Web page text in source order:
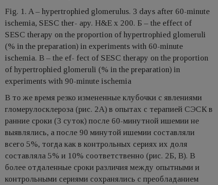
Fig. 1. A – hypertrophied glomerulus. 3 days after 60-minute
ischemia, SESC ther- apy. H&E x 200. Б – the effect of
SESC therapy on the proportion of hypertrophied glomeruli
(% in the preparation) in experiments with 60-minute
ischemia. В – the ef- fect of SESC therapy on the proportion
of hypertrophied glomeruli (% in the preparation) in
experiments with 90-minute ischemia
В то же время резко измененные клубочки с явлениями
гломерулосклероза (рис. 2А) в опытах с терапией СЭСК в
ранние сроки (3 суток) после 60-минутной ишемии не
выявлялись, а после 90 минутой ишемии составляли
всего 5%, тогда как в контрольных сериях их доля
составляла 5% и 10% соответственно (рис. 2Б, В). В
более отдаленные сроки различия между опытными и
контрольными сериями сохранялись с преобладанием